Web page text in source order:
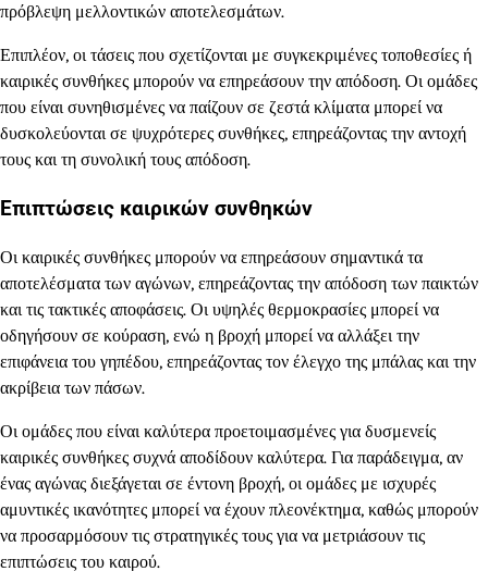
πρόβλεψη μελλοντικών αποτελεσμάτων.
Επιπλέον, οι τάσεις που σχετίζονται με συγκεκριμένες τοποθεσίες ή
καιρικές συνθήκες μπορούν να επηρεάσουν την απόδοση. Οι ομάδες
που είναι συνηθισμένες να παίζουν σε ζεστά κλίματα μπορεί να
δυσκολεύονται σε ψυχρότερες συνθήκες, επηρεάζοντας την αντοχή
τους και τη συνολική τους απόδοση.
Επιπτώσεις καιρικών συνθηκών
Οι καιρικές συνθήκες μπορούν να επηρεάσουν σημαντικά τα
αποτελέσματα των αγώνων, επηρεάζοντας την απόδοση των παικτών
και τις τακτικές αποφάσεις. Οι υψηλές θερμοκρασίες μπορεί να
οδηγήσουν σε κούραση, ενώ η βροχή μπορεί να αλλάξει την
επιφάνεια του γηπέδου, επηρεάζοντας τον έλεγχο της μπάλας και την
ακρίβεια των πάσων.
Οι ομάδες που είναι καλύτερα προετοιμασμένες για δυσμενείς
καιρικές συνθήκες συχνά αποδίδουν καλύτερα. Για παράδειγμα, αν
ένας αγώνας διεξάγεται σε έντονη βροχή, οι ομάδες με ισχυρές
αμυντικές ικανότητες μπορεί να έχουν πλεονέκτημα, καθώς μπορούν
να προσαρμόσουν τις στρατηγικές τους για να μετριάσουν τις
επιπτώσεις του καιρού.